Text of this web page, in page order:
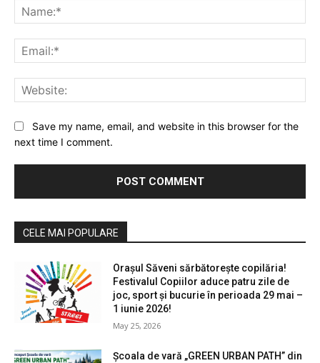
Save my name, email, and website in this browser for the
next time I comment.
CELE MAI POPULARE
Orașul Săveni sărbătorește copilăria!
Festivalul Copiilor aduce patru zile de
joc, sport și bucurie în perioada 29 mai –
1 iunie 2026!
May 25, 2026
Școala de vară „GREEN URBAN PATH” din